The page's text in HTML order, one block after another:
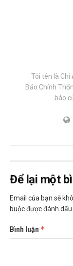
Tôi tên là Chí
Báo Chính
báo
Để lại một
Email của bạn sẽ
buộc được đánh dấu
Bình luận *